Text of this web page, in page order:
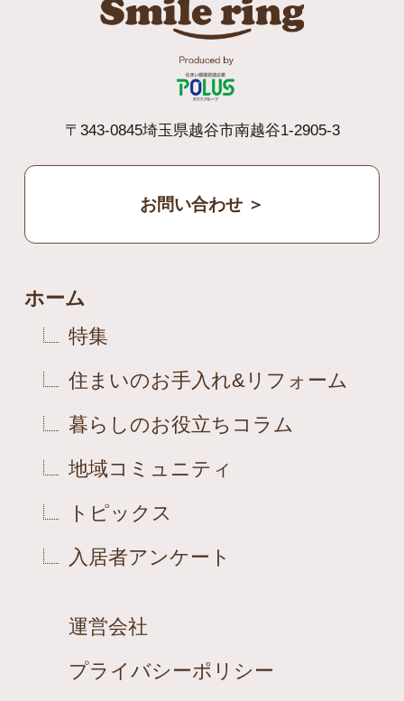
〒343-0845埼玉県越谷市南越谷1-2905-3
お問い合わせ ＞
ホーム
特集
住まいのお手入れ&リフォーム
暮らしのお役立ちコラム
地域コミュニティ
トピックス
入居者アンケート
運営会社
プライバシーポリシー